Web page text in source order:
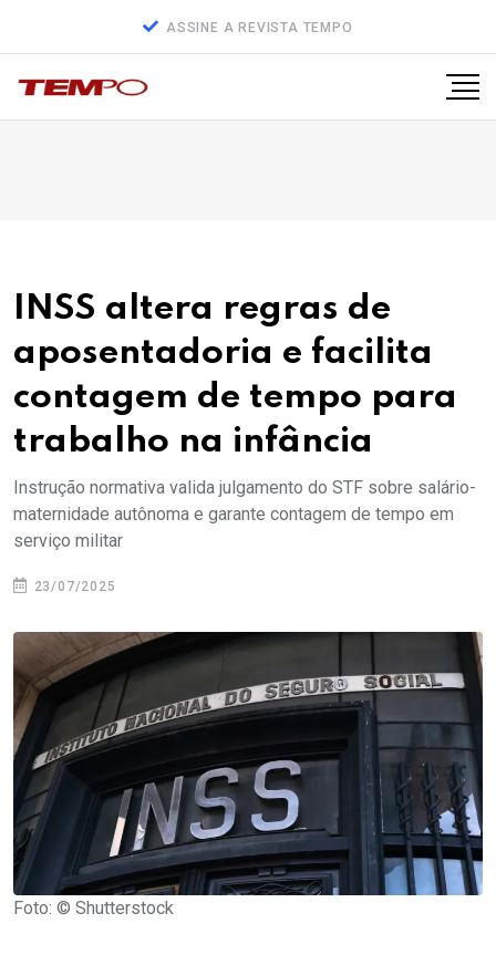
ASSINE A REVISTA TEMPO
INSS altera regras de
aposentadoria e facilita
contagem de tempo para
trabalho na infância
Instrução normativa valida julgamento do STF sobre salário-
maternidade autônoma e garante contagem de tempo em
serviço militar
23/07/2025
Foto: © Shutterstock